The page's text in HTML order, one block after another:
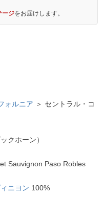
ージをお届けします。
ォルニア ＞ セントラル・コ
クホーン）
Sauvignon Paso Robles
ニヨン 100%